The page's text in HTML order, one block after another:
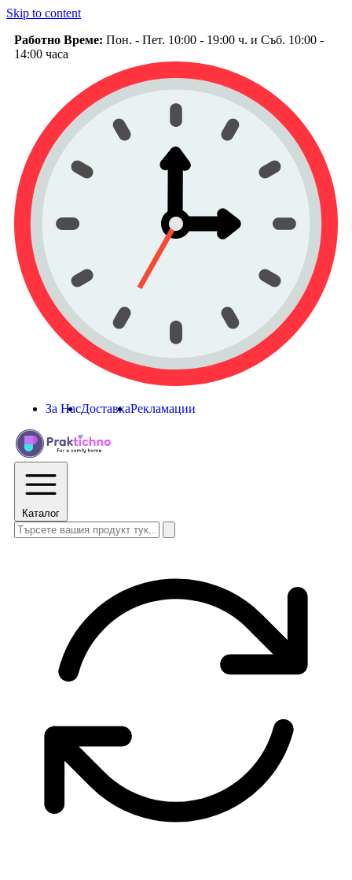
Skip to content
Работно Време: Пон. - Пет. 10:00 - 19:00 ч. и Съб. 10:00 -
14:00 часа
За НасДоставкаРекламации
Каталог